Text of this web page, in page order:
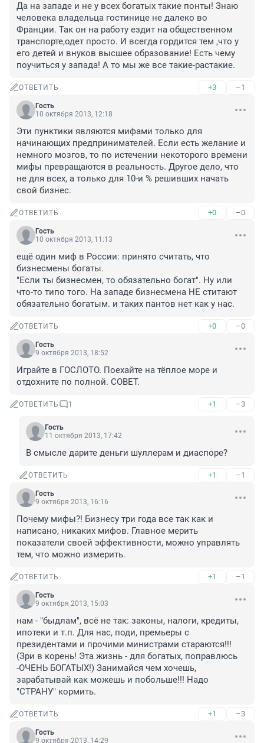
Да на западе и не у всех богатых такие понты! Знаю
человека владельца гостинице не далеко во
Франции. Так он на работу ездит на общественном
транспорте,одет просто. И всегда гордится тем ,что у
его детей и внуков высшее образование! Есть чему
поучиться у запада! А то мы же все такие-растакие.
ОТВЕТИТЬ +3 –1
Гость
10 октября 2013, 12:18
Эти пунктики являются мифами только для
начинающих предпринимателей. Если есть желание и
немного мозгов, то по истечении некоторого времени
мифы превращаются в реальность. Другое дело, что
не для всех, а только для 10-и % решивших начать
свой бизнес.
ОТВЕТИТЬ +0 –0
Гость
10 октября 2013, 11:13
ещё один миф в России: принято считать, что
бизнесмены богаты.
"Если ты бизнесмен, то обязательно богат". Ну или
что-то типо того. На западе бизнесмена НЕ ститают
обязательно богатым. и таких пантов нет как у нас.
ОТВЕТИТЬ +0 –0
Гость
9 октября 2013, 18:52
Играйте в ГОСЛОТО. Поехайте на тёплое море и
отдохните по полной. СОВЕТ.
ОТВЕТИТЬ 1 +1 –3
Гость
11 октября 2013, 17:42
В смысле дарите деньги шуллерам и диаспоре?
ОТВЕТИТЬ +1 –1
Гость
9 октября 2013, 16:16
Почему мифы?! Бизнесу три года все так как и
написано, никаких мифов. Главное мерить
показатели своей эффективности, можно управлять
тем, что можно измерить.
ОТВЕТИТЬ +1 –1
Гость
9 октября 2013, 15:03
нам - "быдлам", всё не так: законы, налоги, кредиты,
ипотеки и т.п. Для нас, поди, премьеры с
президентами и прочими министрами стараются!!!
(Зри в корень! Эта жизнь - для богатых, поправлюсь
-ОЧЕНЬ БОГАТЫХ!) Занимайся чем хочешь,
зарабатывай как можешь и побольше!!! Надо
"СТРАНУ" кормить.
ОТВЕТИТЬ +1 –3
Гость
9 октября 2013, 14:29